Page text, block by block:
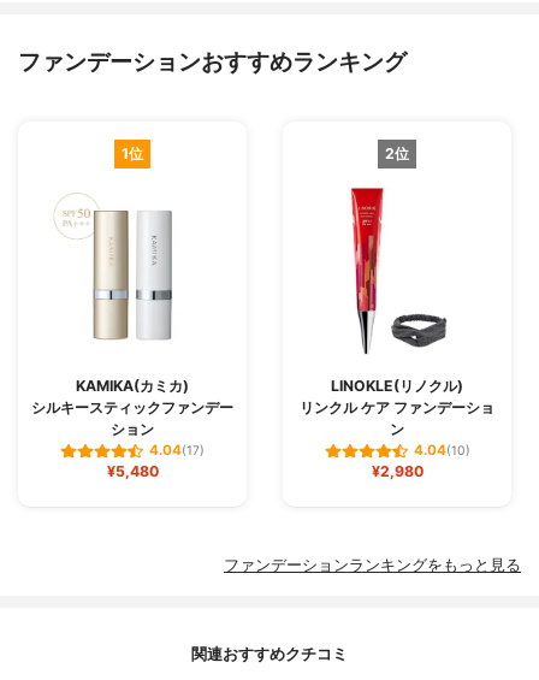
ファンデーションおすすめランキング
1位
KAMIKA(カミカ)
シルキースティックファンデー
ション
4.04(17)
¥5,480
2位
LINOKLE(リノクル)
リンクル ケア ファンデーショ
ン
4.04(10)
¥2,980
ファンデーションランキングをもっと見る
関連おすすめクチコミ